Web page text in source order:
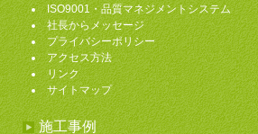
ISO9001・品質マネジメントシステム
社長からメッセージ
プライバシーポリシー
アクセス方法
リンク
サイトマップ
施工事例